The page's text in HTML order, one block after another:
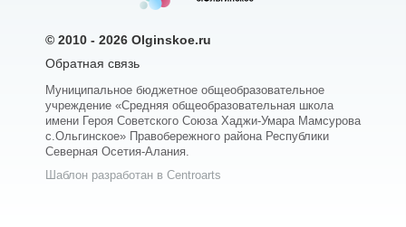
© 2010 - 2026 Olginskoe.ru
Обратная связь
Муниципальное бюджетное общеобразовательное
учреждение «Средняя общеобразовательная школа
имени Героя Советского Союза Хаджи-Умара Мамсурова
с.Ольгинское» Правобережного района Республики
Северная Осетия-Алания.
Шаблон разработан в Centroarts